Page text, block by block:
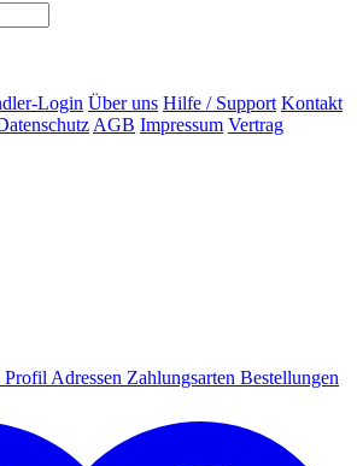
Login Über uns Hilfe / Support Kontakt
AGB Impressum Vertrag
Profil Adressen Zahlungsarten Bestellungen